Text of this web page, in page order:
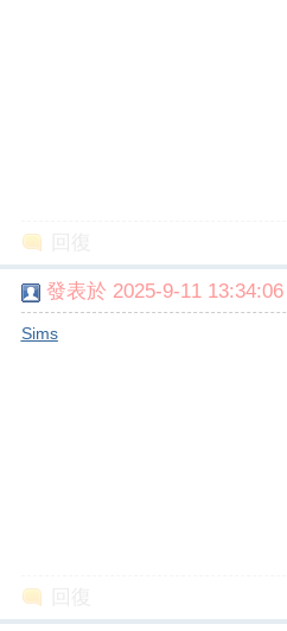
發表於 2025-9-11 13:34:06
Sims